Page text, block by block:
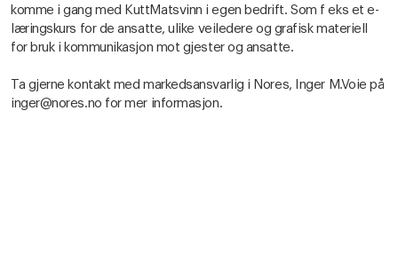
komme i gang med KuttMatsvinn i egen bedrift. Som f eks et e-
læringskurs for de ansatte, ulike veiledere og grafisk materiell
for bruk i kommunikasjon mot gjester og ansatte.
Ta gjerne kontakt med markedsansvarlig i Nores, Inger M.Voie på
inger@nores.no for mer informasjon.